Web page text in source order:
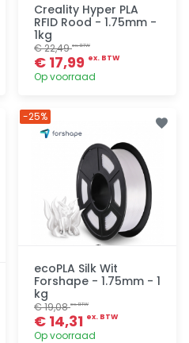
Creality Hyper PLA
RFID Rood - 1.75mm -
1kg
€ 22,49ex. BTW
€ 17,99 ex. BTW
Op voorraad
ecoPLA Silk Wit
Forshape - 1.75mm - 1
kg
€ 19,08ex. BTW
€ 14,31 ex. BTW
Op voorraad
-25%